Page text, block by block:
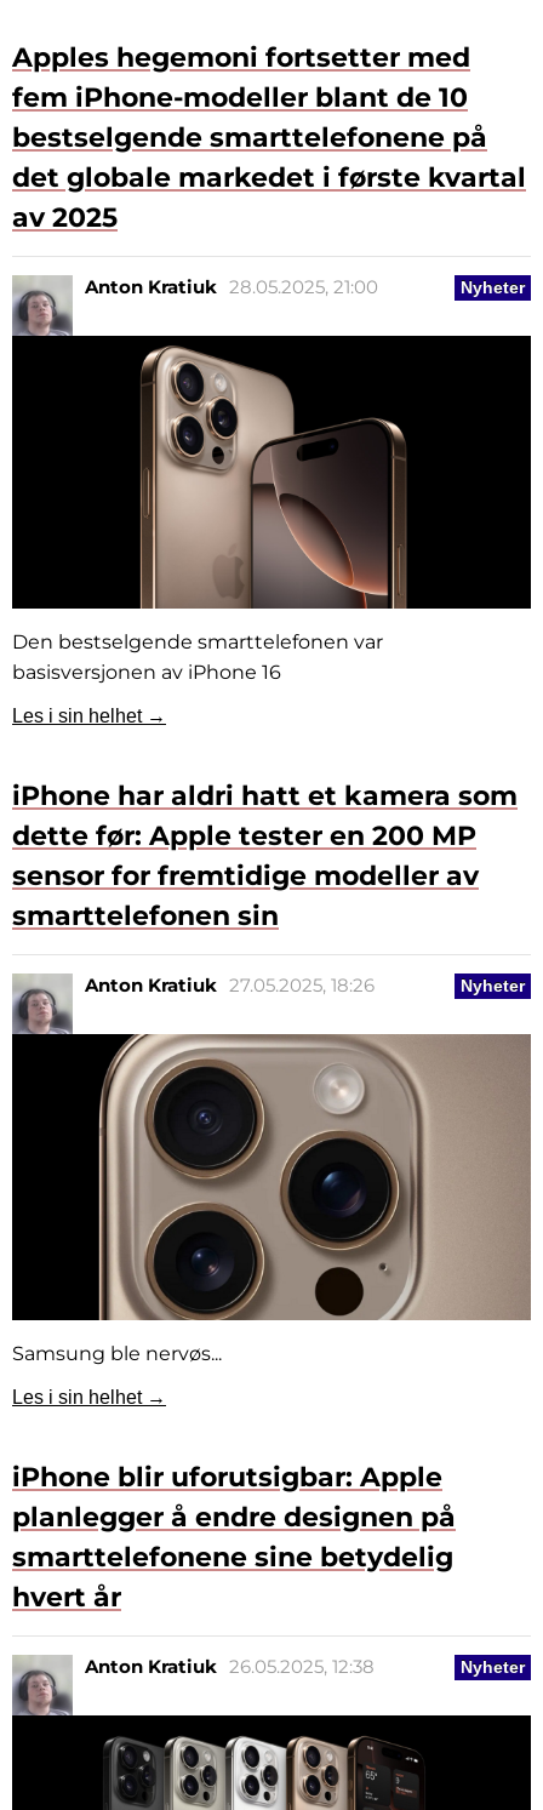
Apples hegemoni fortsetter med
fem iPhone-modeller blant de 10
bestselgende smarttelefonene på
det globale markedet i første kvartal
av 2025
Nyheter
Anton Kratiuk 28.05.2025, 21:00
Den bestselgende smarttelefonen var
basisversjonen av iPhone 16
Les i sin helhet →
iPhone har aldri hatt et kamera som
dette før: Apple tester en 200 MP
sensor for fremtidige modeller av
smarttelefonen sin
Nyheter
Anton Kratiuk 27.05.2025, 18:26
Samsung ble nervøs...
Les i sin helhet →
iPhone blir uforutsigbar: Apple
planlegger å endre designen på
smarttelefonene sine betydelig
hvert år
Nyheter
Anton Kratiuk 26.05.2025, 12:38